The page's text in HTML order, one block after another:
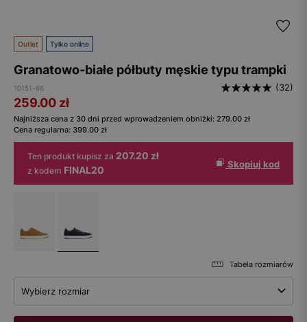
Outlet Tylko online
Granatowo-białe półbuty męskie typu trampki
10151-66 (32)
259.00 zł
Najniższa cena z 30 dni przed wprowadzeniem obniżki: 279.00 zł
Cena regularna: 399.00 zł
Ten produkt kupisz za 207.20 zł
z kodem FINAL20 Skopiuj kod
Tabela rozmiarów
Wybierz rozmiar